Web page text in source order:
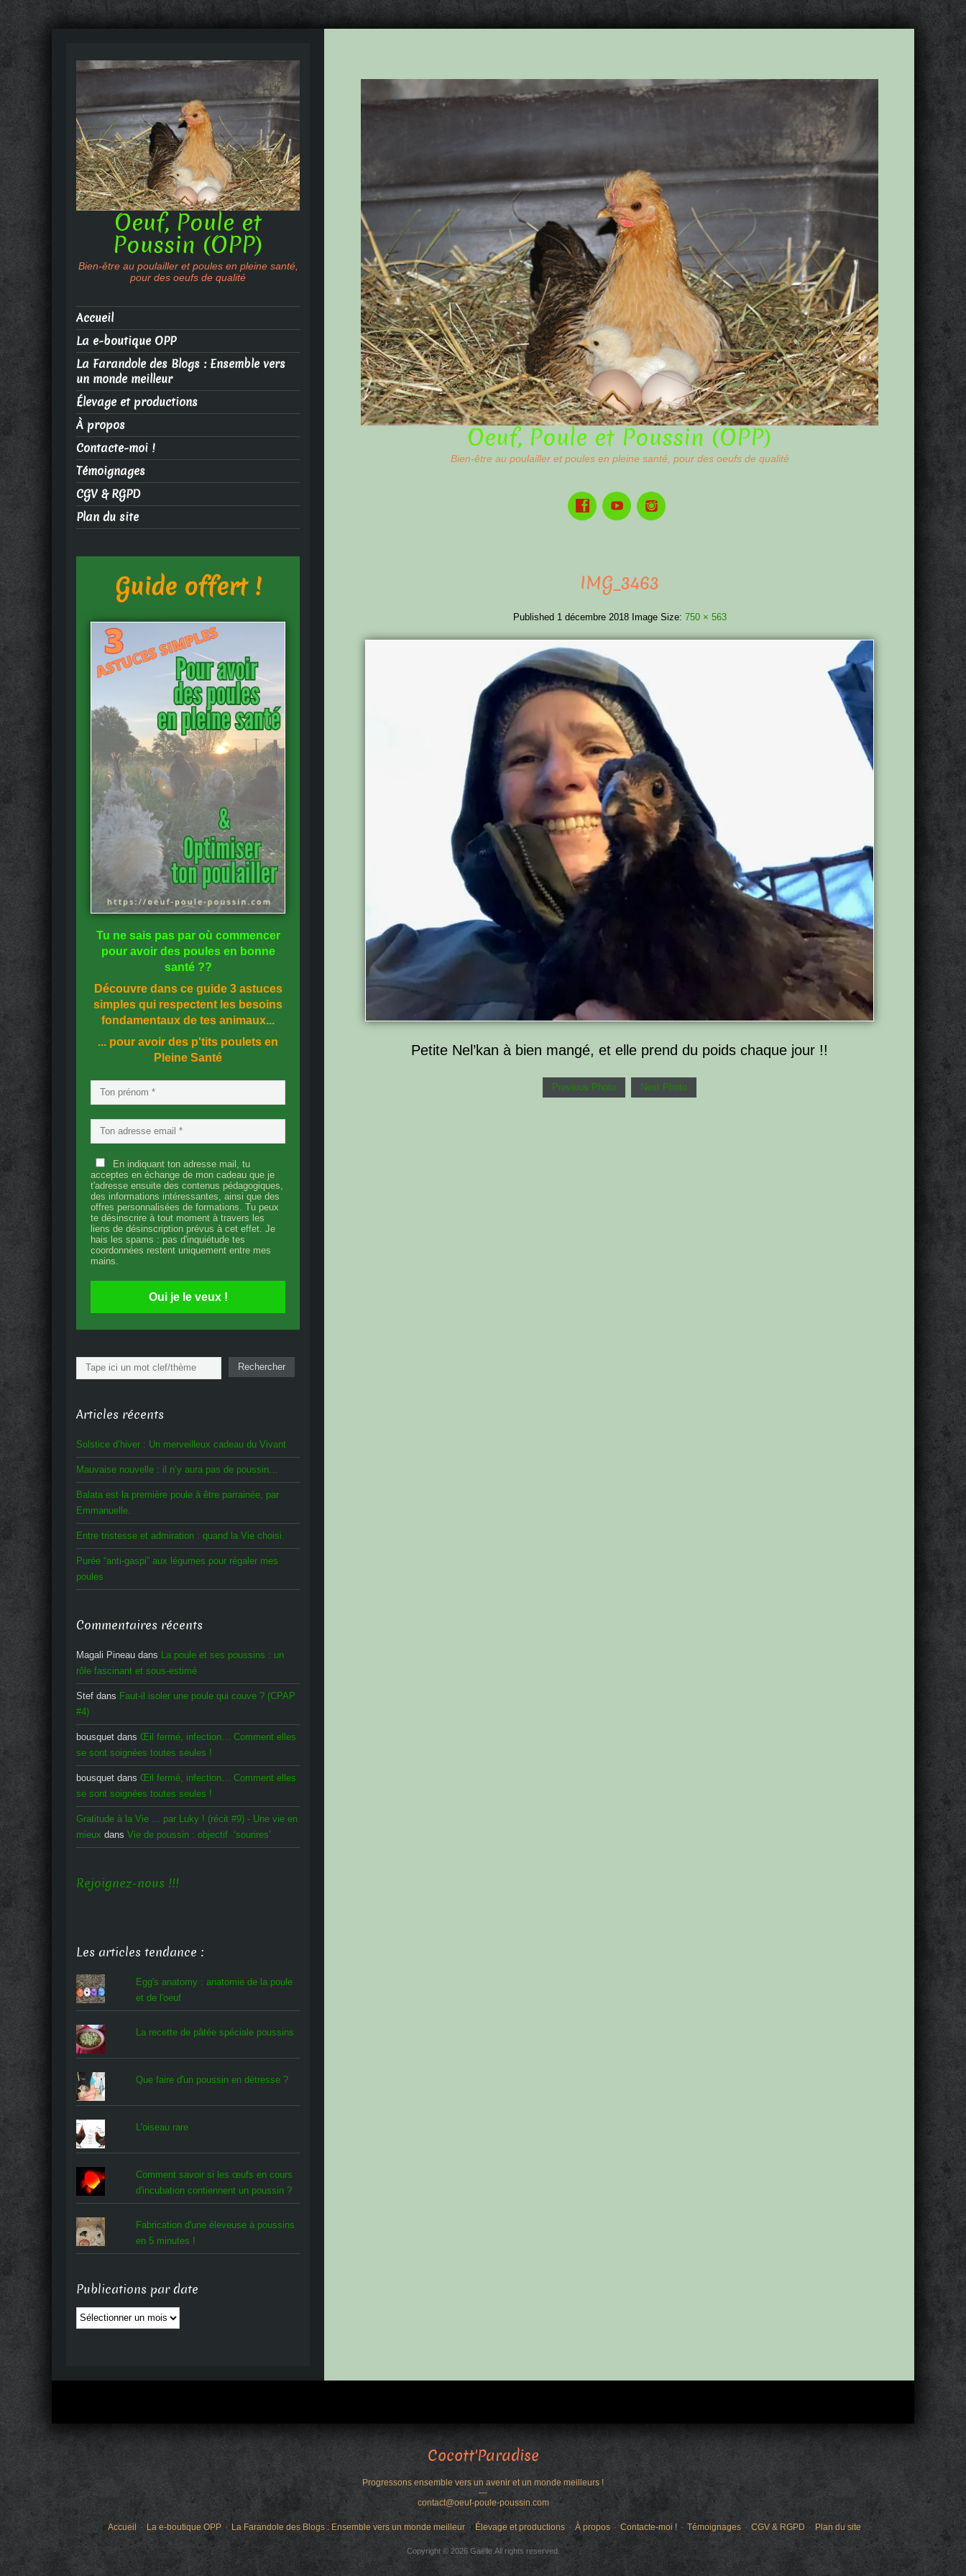
Oeuf, Poule et Poussin (OPP)
Bien-être au poulailler et poules en pleine santé, pour des oeufs de qualité
IMG_3463
Published 1 décembre 2018 Image Size: 750 × 563
Petite Nel’kan à bien mangé, et elle prend du poids chaque jour !!
Previous Photo Next Photo
Oeuf, Poule et
Poussin (OPP)
Bien-être au poulailler et poules en pleine santé,
pour des oeufs de qualité
Accueil
La e-boutique OPP
La Farandole des Blogs : Ensemble vers
un monde meilleur
Élevage et productions
À propos
Contacte-moi !
Témoignages
CGV & RGPD
Plan du site
Guide offert !
Tu ne sais pas par où commencer
pour avoir des poules en bonne
santé??
Découvre dans ce guide 3 astuces
simples qui respectent les besoins
fondamentaux de tes animaux...
... pour avoir des p'tits poulets en
Pleine Santé
En indiquant ton adresse mail, tu
acceptes en échange de mon cadeau que je
t'adresse ensuite des contenus pédagogiques,
des informations intéressantes, ainsi que des
offres personnalisées de formations. Tu peux
te désinscrire à tout moment à travers les
liens de désinscription prévus à cet effet. Je
hais les spams : pas d'inquiétude tes
coordonnées restent uniquement entre mes
mains.
Oui je le veux !
Rechercher Rechercher
Articles récents
Solstice d’hiver : Un merveilleux cadeau du Vivant
Mauvaise nouvelle : il n’y aura pas de poussin…
Balata est la première poule à être parrainée, par
Emmanuelle.
Entre tristesse et admiration : quand la Vie choisi.
Purée “anti-gaspi” aux légumes pour régaler mes
poules
Commentaires récents
Magali Pineau dans La poule et ses poussins : un
rôle fascinant et sous-estimé
Stef dans Faut-il isoler une poule qui couve ? (CPAP
#4)
bousquet dans Œil fermé, infection… Comment elles
se sont soignées toutes seules !
bousquet dans Œil fermé, infection… Comment elles
se sont soignées toutes seules !
Gratitude à la Vie ... par Luky ! (récit #9) - Une vie en
mieux dans Vie de poussin : objectif ‘sourires’
Rejoignez-nous !!!
Les articles tendance :
Egg's anatomy : anatomie de la poule
et de l'oeuf
La recette de pâtée spéciale poussins
Que faire d'un poussin en détresse ?
L'oiseau rare
Comment savoir si les œufs en cours
d'incubation contiennent un poussin ?
Fabrication d'une éleveuse à poussins
en 5 minutes !
Publications par date
Publications
par
Cocott'Paradise
Progressons ensemble vers un avenir et un monde meilleurs !
---
contact@oeuf-poule-poussin.com
Accueil La e-boutique OPP La Farandole des Blogs : Ensemble vers un monde meilleur Élevage et productions À propos Contacte-moi ! Témoignages CGV & RGPD Plan du site
Copyright © 2026 Gaëlle.All rights reserved.